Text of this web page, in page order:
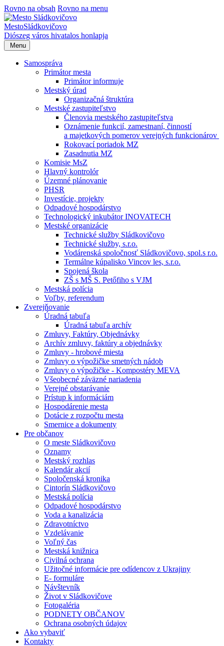
Rovno na obsah Rovno na menu
MestoSládkovičovo
Diószeg város hivatalos honlapja
Menu
Samospráva
Primátor mesta
Primátor informuje
Mestský úrad
Organizačná štruktúra
Mestské zastupiteľstvo
Členovia mestského zastupiteľstva
Oznámenie funkcií, zamestnaní, činností
a majetkových pomerov verejných funkcionárov
Rokovací poriadok MZ
Zasadnutia MZ
Komisie MsZ
Hlavný kontrolór
Územné plánovanie
PHSR
Investície, projekty
Odpadové hospodárstvo
Technologický inkubátor INOVATECH
Mestské organizácie
Technické služby Sládkovičovo
Technické služby, s.r.o.
Vodárenská spoločnosť Sládkovičovo, spol.s r.o.
Termálne kúpalisko Vincov les, s.r.o.
Spojená škola
ZŠ s MŠ S. Petőfiho s VJM
Mestská polícia
Voľby, referendum
Zverejňovanie
Úradná tabuľa
Úradná tabuľa archív
Zmluvy, Faktúry, Objednávky
Archív zmluvy, faktúry a objednávky
Zmluvy - hrobové miesta
Zmluvy o výpožičke smetných nádob
Zmluvy o výpožičke - Kompostéry MEVA
Všeobecné záväzné nariadenia
Verejné obstarávanie
Prístup k informáciám
Hospodárenie mesta
Dotácie z rozpočtu mesta
Smernice a dokumenty
Pre občanov
O meste Sládkovičovo
Oznamy
Mestský rozhlas
Kalendár akcií
Spoločenská kronika
Cintorín Sládkovičovo
Mestská polícia
Odpadové hospodárstvo
Voda a kanalizácia
Zdravotníctvo
Vzdelávanie
Voľný čas
Mestská knižnica
Civilná ochrana
Užitočné informácie pre odídencov z Ukrajiny
E- formuláre
Návštevník
Život v Sládkovičove
Fotogaléria
PODNETY OBČANOV
Ochrana osobných údajov
Ako vybaviť
Kontakty